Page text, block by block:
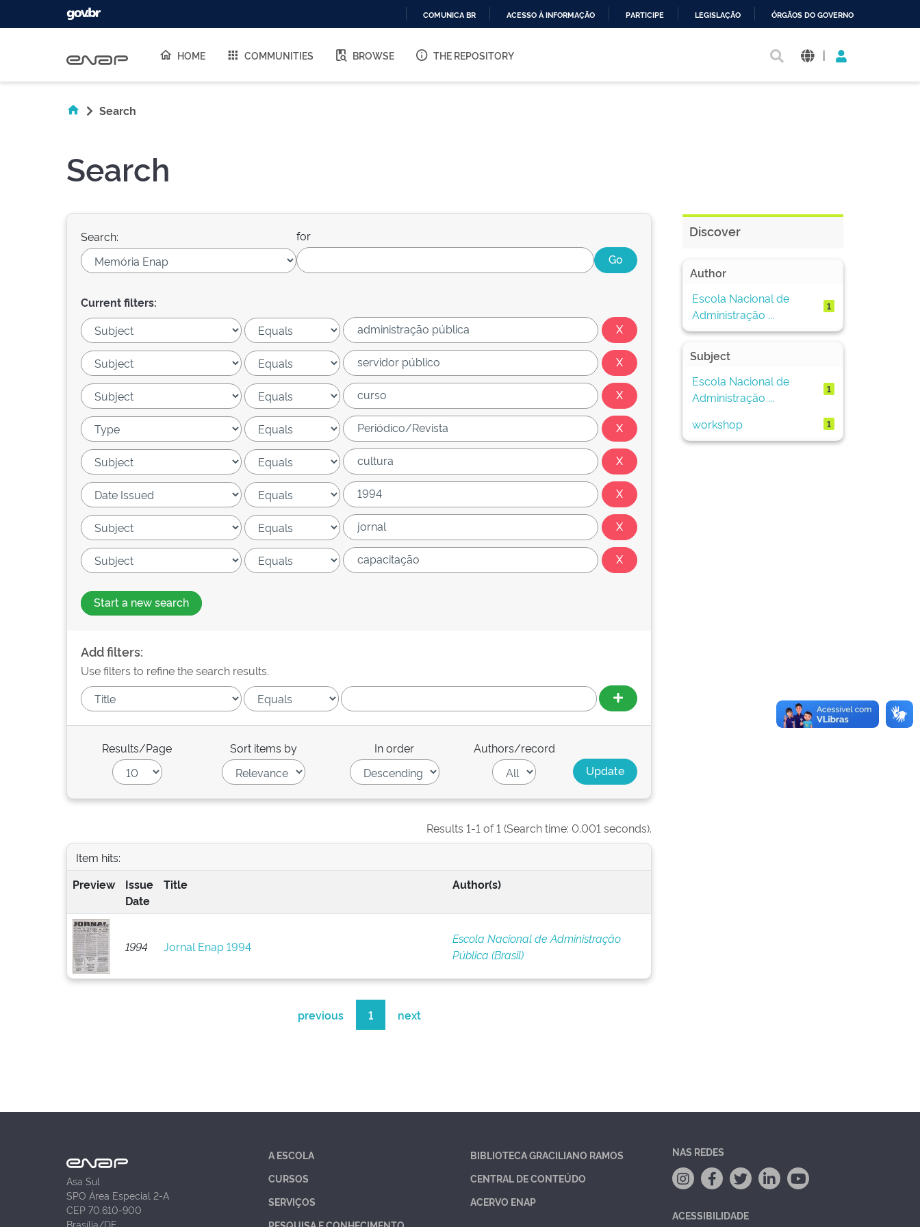
O
COMUNICA BR ACESSO À INFORMAÇÃO PARTICIPE LEGISLAÇÃO ÓRGÃOS DO GOVERNO
HOME COMMUNITIES BROWSE THE REPOSITORY |
Search
Search
Search: for
Current filters:
Start a new search
Add filters:
Use filters to refine the search results.
Results/Page Sort items by In order Authors/record
Results 1-1 of 1 (Search time: 0.001 seconds).
Item hits:
Preview
Issue
Date
Title Author(s)
1994 Jornal Enap 1994
Escola Nacional de Administração
Pública (Brasil)
previous 1 next
Discover
Author
Escola Nacional de
Administração ...
1
Subject
Escola Nacional de
Administração ...
1
workshop 1
Asa Sul
SPO Área Especial 2-A
CEP 70.610-900
Brasília/DF
A ESCOLA
CURSOS
SERVIÇOS
BIBLIOTECA GRACILIANO RAMOS
CENTRAL DE CONTEÚDO
ACERVO ENAP
NAS REDES
ACESSIBILIDADE